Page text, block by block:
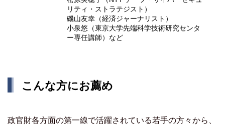
リティ・ストラテジスト）
磯山友幸（経済ジャーナリスト）
小泉悠（東京大学先端科学技術研究センタ
ー専任講師）など
こんな方にお薦め
政官財各方面の第一線で活躍されている若手の方々から、